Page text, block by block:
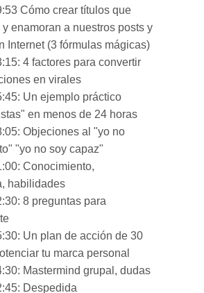
Cómo crear títulos que
enamoran a nuestros posts y
Internet (3 fórmulas mágicas)
4 factores para convertir
en virales
Un ejemplo práctico
en menos de 24 horas
Objeciones al "yo no
"yo no soy capaz"
Conocimiento,
habilidades
8 preguntas para
Un plan de acción de 30
tu marca personal
Mastermind grupal, dudas
Despedida